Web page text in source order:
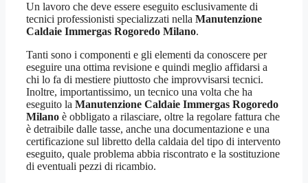
Un lavoro che deve essere eseguito esclusivamente di
tecnici professionisti specializzati nella Manutenzione
Caldaie Immergas Rogoredo Milano.
Tanti sono i componenti e gli elementi da conoscere per
eseguire una ottima revisione e quindi meglio affidarsi a
chi lo fa di mestiere piuttosto che improvvisarsi tecnici.
Inoltre, importantissimo, un tecnico una volta che ha
eseguito la Manutenzione Caldaie Immergas Rogoredo
Milano è obbligato a rilasciare, oltre la regolare fattura che
è detraibile dalle tasse, anche una documentazione e una
certificazione sul libretto della caldaia del tipo di intervento
eseguito, quale problema abbia riscontrato e la sostituzione
di eventuali pezzi di ricambio.